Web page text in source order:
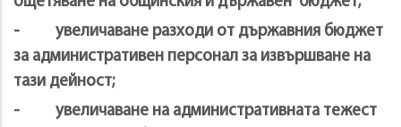
- увеличаване разходи от държавния бюджет
за административен персонал за извършване на
тази дейност;
- увеличаване на административната тежест